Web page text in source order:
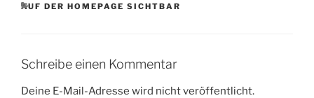
KATEGORIEN
AUF DER HOMEPAGE SICHTBAR
Schreibe einen Kommentar
Deine E-Mail-Adresse wird nicht veröffentlicht.